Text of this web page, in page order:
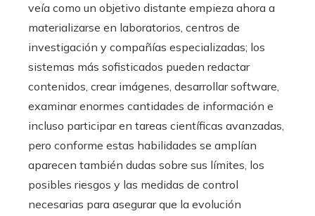
veía como un objetivo distante empieza ahora a
materializarse en laboratorios, centros de
investigación y compañías especializadas; los
sistemas más sofisticados pueden redactar
contenidos, crear imágenes, desarrollar software,
examinar enormes cantidades de información e
incluso participar en tareas científicas avanzadas,
pero conforme estas habilidades se amplían
aparecen también dudas sobre sus límites, los
posibles riesgos y las medidas de control
necesarias para asegurar que la evolución